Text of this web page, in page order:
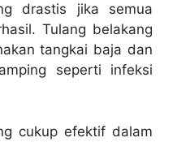
drastis jika semua
Tulang belakang
tangkai baja dan
seperti infeksi
cukup efektif dalam